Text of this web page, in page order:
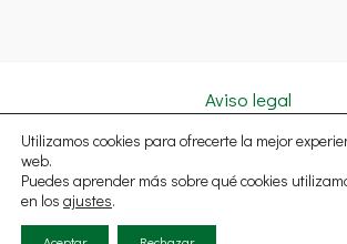
Aviso legal
Política de cookies
Copyright © 2026 Portal Tecnoagrícola
los derechos reservados.
Utilizamos cookies para ofrecerte la mejor
web.
Puedes aprender más sobre qué cookies
en los ajustes.